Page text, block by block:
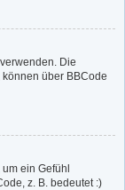
Die
über BBCode
ein Gefühl
z. B. bedeutet :)